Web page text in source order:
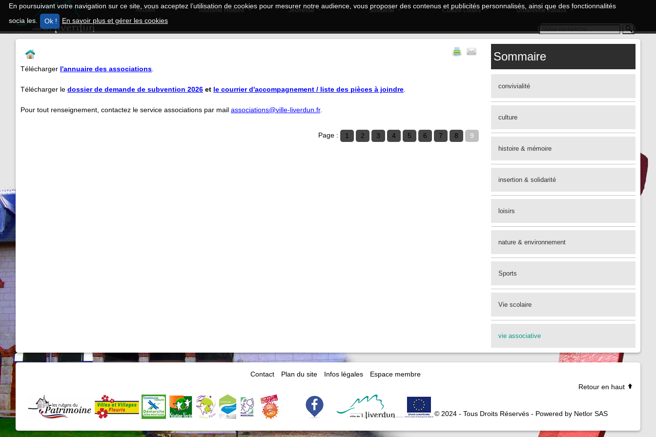
En poursuivant votre navigation sur ce site, vous acceptez l’utilisation de cookies pour mesurer notre audience, vous proposer des contenus et publicités personnalisés, ainsi que des fonctionnalités
socia les.
En savoir plus et gérer les cookies
Accueil Tourisme Histoire Jeunesse Solidarité Culture Loisirs Urbanisme travaux
Télécharger l'annuaire des associations.
Télécharger le dossier de demande de subvention 2026 et le courrier d'accompagnement / liste des pièces à joindre.
Pour tout renseignement, contactez le service associations par mail associations@ville-liverdun.fr.
Page : 1 2 3 4 5 6 7 8 9
Sommaire
convivialité
culture
histoire & mémoire
insertion & solidarité
loisirs
nature & environnement
Sports
Vie scolaire
vie associative
Contact Plan du site Infos légales
Espace membre
Retour en haut
© 2024 - Tous Droits Réservés - Powered by Netlor SAS